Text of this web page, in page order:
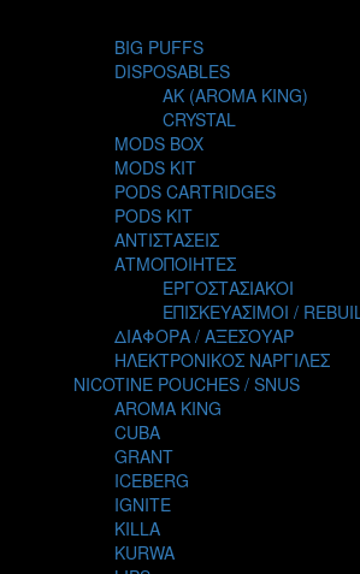
NUBO
OMERTA LIQUIDS
OPMH PROJECT
S-ELF JUICE
SADBOY
SCANDAL
SECRET FOREST
STEAM CITY LIQUIDS
STEAM TRAIN
STEAMPUNK
TALES
TATTOO
THE ALCHEMIST
THE SMOKER'S CLUB
TIKI MAHU
TWIST
VGOD
WILD ZOO
YETI
BIG PUFFS
DISPOSABLES
AK (AROMA KING)
CRYSTAL
MODS BOX
MODS KIT
PODS CARTRIDGES
PODS KIT
ΑΝΤΙΣΤΑΣΕΙΣ
ΑΤΜΟΠΟΙΗΤΕΣ
ΕΡΓΟΣΤΑΣΙΑΚΟΙ
ΕΠΙΣΚΕΥΑΣΙΜΟΙ /
ΔΙΑΦΟΡΑ / ΑΞΕΣΟΥΑΡ
ΗΛΕΚΤΡΟΝΙΚΟΣ ΝΑΡΓΙΛΕΣ
NICOTINE POUCHES / SNUS
AROMA KING
CUBA
GRANT
ICEBERG
IGNITE
KILLA
KURWA